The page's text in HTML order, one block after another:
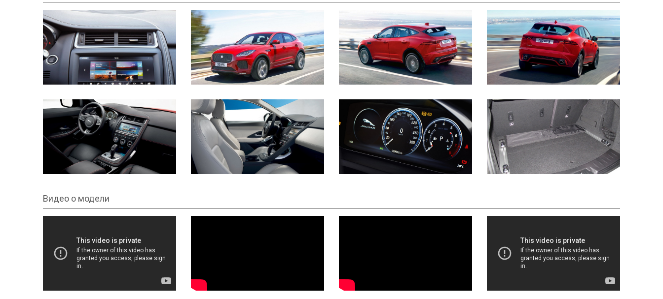
Jaguar E-PACE interior
RangeRover Evoque и Land Rover Discovery Sport. Передняя подвеска здесь со
многорычажная Integral Link. В качестве опции для модели доступны
адаптивные амортизаторы с двумя режимами (Normal и Dynamic).
Одно из немногих отличий — более жесткий передний подрамник. Основа
кузова Jaguar E-PACE выполнена из стали, при этом передние крылья, капот,
крыша и крышка багажника – алюминиевые. В отличие от других моделей
Видео о модели